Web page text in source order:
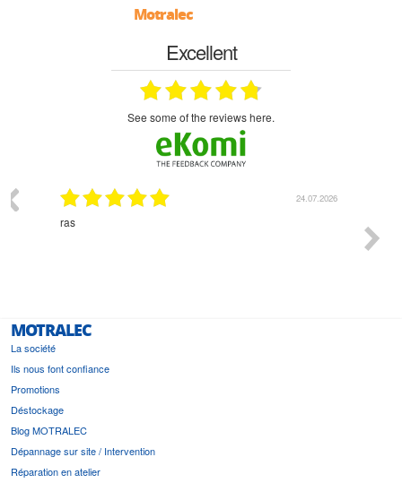
Motralec
Excellent
see some of the reviews here.
24.07.2026
ras
MOTRALEC
La société
Ils nous font confiance
Promotions
Déstockage
Blog MOTRALEC
Dépannage sur site / Intervention
Réparation en atelier